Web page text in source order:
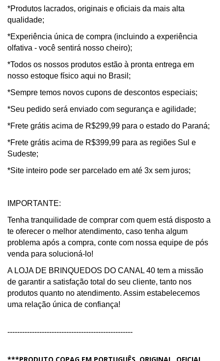
*Produtos lacrados, originais e oficiais da mais alta
qualidade;
*Experiência única de compra (incluindo a experiência
olfativa - você sentirá nosso cheiro);
*Todos os nossos produtos estão à pronta entrega em
nosso estoque físico aqui no Brasil;
*Sempre temos novos cupons de descontos especiais;
*Seu pedido será enviado com segurança e agilidade;
*Frete grátis acima de R$299,99 para o estado do Paraná;
*Frete grátis acima de R$399,99 para as regiões Sul e
Sudeste;
*Site inteiro pode ser parcelado em até 3x sem juros;
IMPORTANTE:
Tenha tranquilidade de comprar com quem está disposto a
te oferecer o melhor atendimento, caso tenha algum
problema após a compra, conte com nossa equipe de pós
venda para solucioná-lo!
A LOJA DE BRINQUEDOS DO CANAL 40 tem a missão
de garantir a satisfação total do seu cliente, tanto nos
produtos quanto no atendimento. Assim estabelecemos
uma relação única de confiança!
---------------------------------------------------
***PRODUTO COPAG EM PORTUGUÊS, ORIGINAL, OFICIAL,